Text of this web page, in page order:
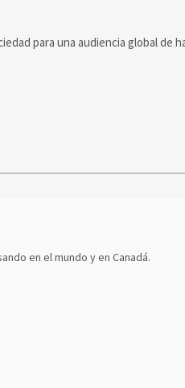
para una audiencia global de
en el mundo y en Canadá.